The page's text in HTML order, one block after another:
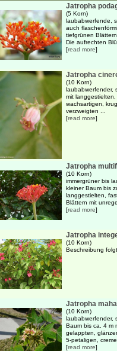
Jatropha
(5 Korn)
laubabwerfende,
auch
tiefgrünen
Die aufrechten
[read more]
Jatropha
(10 Korn)
laubabwerfender,
mit
wachsartigen,
verzweigten ...
[read more]
Jatropha
(10 Korn)
immergrüner bis
kleiner Baum bis
langgestielten,
Blättern mit
[read more]
Jatropha
(10 Korn)
Beschreibung
Jatropha
(10 Korn)
laubabwerfender,
Baum bis ca. 4 m
gelappten,
5-petaligen,
[read more]